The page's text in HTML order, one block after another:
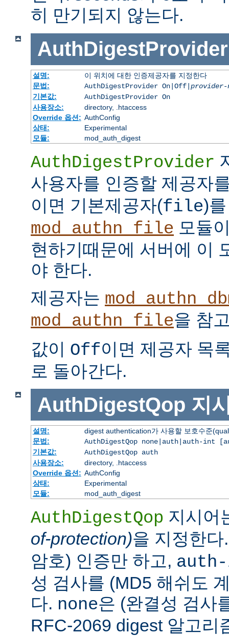
히 만기되지 않는다.
AuthDigestProvider
설명:
이 위치에 대한 인증제공자를 지정한다
문법:
AuthDigestProvider On|Off| provider-
기본값:
AuthDigestProvider On
사용장소:
directory, .htaccess
Override 옵션: AuthConfig
상태:
Experimental
모듈:
mod_auth_digest
AuthDigestProvider
사용자를 인증할 제공자
이면 기본제공자(file)
mod_authn_file 모듈
현하기때문에 서버에 이
야 한다.
제공자는
mod_authn_file을 참
값이 Off이면 제공자 목
로 돌아간다.
AuthDigestQop 지
설명:
digest authentication가 사용할 보호수준
문법:
AuthDigestQop none|auth|auth-int
기본값:
AuthDigestQop auth
사용장소:
directory, .htaccess
Override 옵션: AuthConfig
상태:
Experimental
모듈:
mod_auth_digest
AuthDigestQop 지시어
of-protection)을 지정한
암호) 인증만 하고,
성 검사를 (MD5 해쉬도
다. none은 (완결성 검사
RFC-2069 digest 알고리